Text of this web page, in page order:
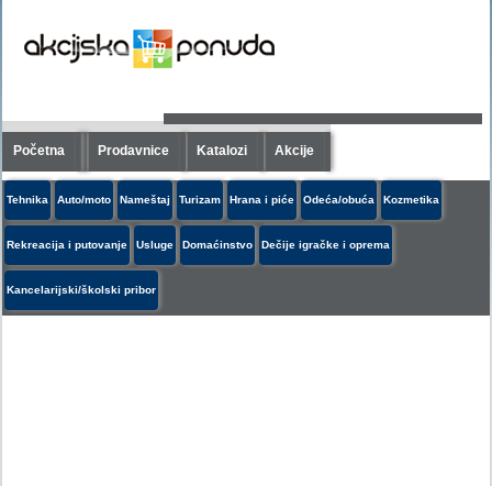
Početna Prodavnice Katalozi Akcije
Tehnika Auto/moto Nameštaj Turizam Hrana i piće Odeća/obuća Kozmetika
Rekreacija i putovanje Usluge Domaćinstvo Dečije igračke i oprema
Kancelarijski/školski pribor